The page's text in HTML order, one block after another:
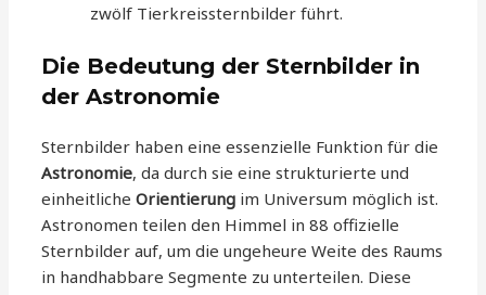
zwölf Tierkreissternbilder führt.
Die Bedeutung der Sternbilder in
der Astronomie
Sternbilder haben eine essenzielle Funktion für die
Astronomie, da durch sie eine strukturierte und
einheitlicheOrientierung im Universum möglich ist.
Astronomen teilen den Himmel in 88 offizielle
Sternbilder auf, um die ungeheure Weite des Raums
in handhabbare Segmente zu unterteilen. Diese